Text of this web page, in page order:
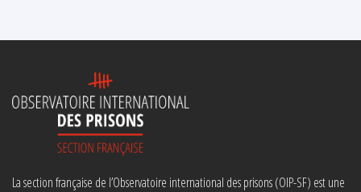
La section française de l’Observatoire international des prisons (OIP-SF) est une